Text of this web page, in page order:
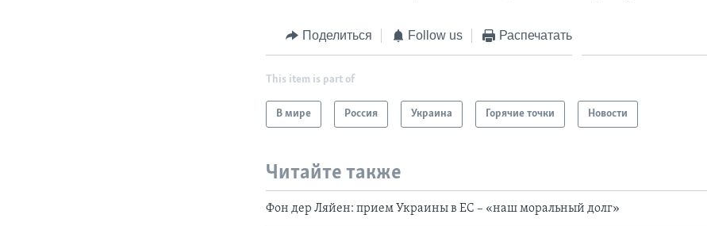
Поделиться Follow us Распечатать
This item is part of
В мире Россия Украина Горячие точки Новости
Читайте также
Фон дер Ляйен: прием Украины в ЕС – «наш моральный долг»